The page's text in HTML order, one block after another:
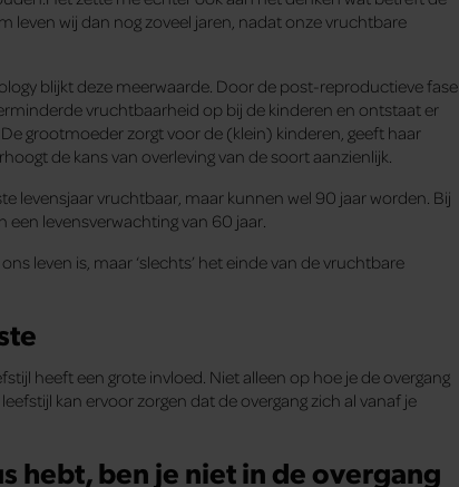
leven wij dan nog zoveel jaren, nadat onze vruchtbare
blijkt deze meerwaarde. Door de post-reproductieve fase
vruchtbaarheid op bij de kinderen en ontstaat er
grootmoeder zorgt voor de (klein) kinderen, geeft haar
de kans van overleving van de soort aanzienlijk.
levensjaar vruchtbaar, maar kunnen wel 90 jaar worden. Bij
levensverwachting van 60 jaar.
leven is, maar ‘slechts’ het einde van de vruchtbare
heeft een grote invloed. Niet alleen op hoe je de overgang
kan ervoor zorgen dat de overgang zich al vanaf je
hebt, ben je niet in de overgang